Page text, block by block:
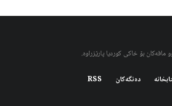
مافەکان بۆ خاکی کوردیا پارێزراوە.
دەنگەکان RSS